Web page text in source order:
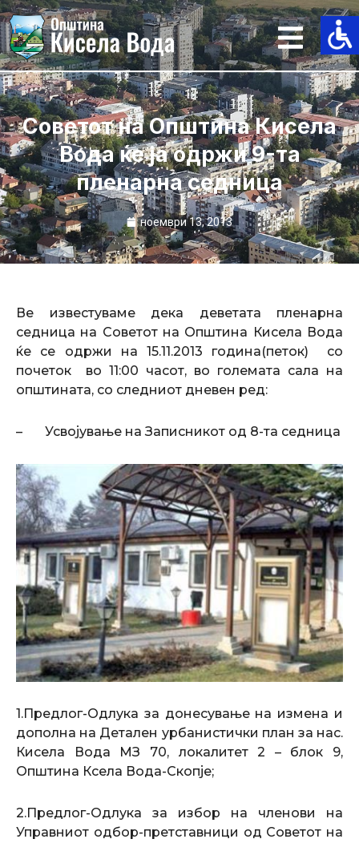
Skip
to
content
Советот на Општина Кисела
Вода ќе ја одржи 9-та
пленарна седница
ноември 13, 2013
Ве известуваме дека деветата пленарна
седница на Советот на Општина Кисела Вода
ќе се одржи на 15.11.2013 година(петок) со
почеток во 11:00 часот, во големата сала на
општината, со следниот дневен ред:
– Усвојување на Записникот од 8-та седница
1.Предлог-Одлука за донесување на измена и
дополна на Детален урбанистички план за нас.
Кисела Вода МЗ 70, локалитет 2 – блок 9,
Општина Ксела Вода-Скопје;
2.Предлог-Одлука за избор на членови на
Управниот одбор-претставници од Советот на